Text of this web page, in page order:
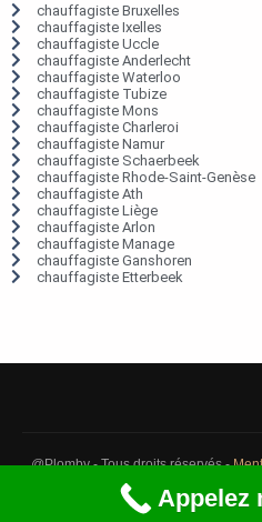
chauffagiste Bruxelles
chauffagiste Ixelles
chauffagiste Uccle
chauffagiste Anderlecht
chauffagiste Waterloo
chauffagiste Tubize
chauffagiste Mons
chauffagiste Charleroi
chauffagiste Namur
chauffagiste Schaerbeek
chauffagiste Rhode-Saint-Genèse
chauffagiste Ath
chauffagiste Liège
chauffagiste Arlon
chauffagiste Manage
chauffagiste Ganshoren
chauffagiste Etterbeek
@Plomby - Tous droits réservés -
Débouchage Belgique
Appelez